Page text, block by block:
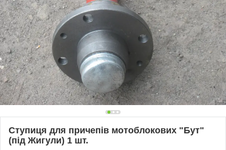
Ступиця для причепів мотоблокових "Бут"
(під Жигули) 1 шт.